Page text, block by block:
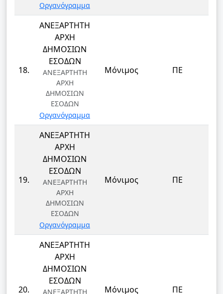
Οργανόγραμμα
18.
ΑΝΕΞΑΡΤΗΤΗ
ΑΡΧΗ
ΔΗΜΟΣΙΩΝ
ΕΣΟΔΩΝ
ΑΝΕΞΑΡΤΗΤΗ
ΑΡΧΗ
ΔΗΜΟΣΙΩΝ
ΕΣΟΔΩΝ
Οργανόγραμμα
Μόνιμος ΠΕ
19.
ΑΝΕΞΑΡΤΗΤΗ
ΑΡΧΗ
ΔΗΜΟΣΙΩΝ
ΕΣΟΔΩΝ
ΑΝΕΞΑΡΤΗΤΗ
ΑΡΧΗ
ΔΗΜΟΣΙΩΝ
ΕΣΟΔΩΝ
Οργανόγραμμα
Μόνιμος ΠΕ
20.
ΑΝΕΞΑΡΤΗΤΗ
ΑΡΧΗ
ΔΗΜΟΣΙΩΝ
ΕΣΟΔΩΝ
ΑΝΕΞΑΡΤΗΤΗ Μόνιμος ΠΕ